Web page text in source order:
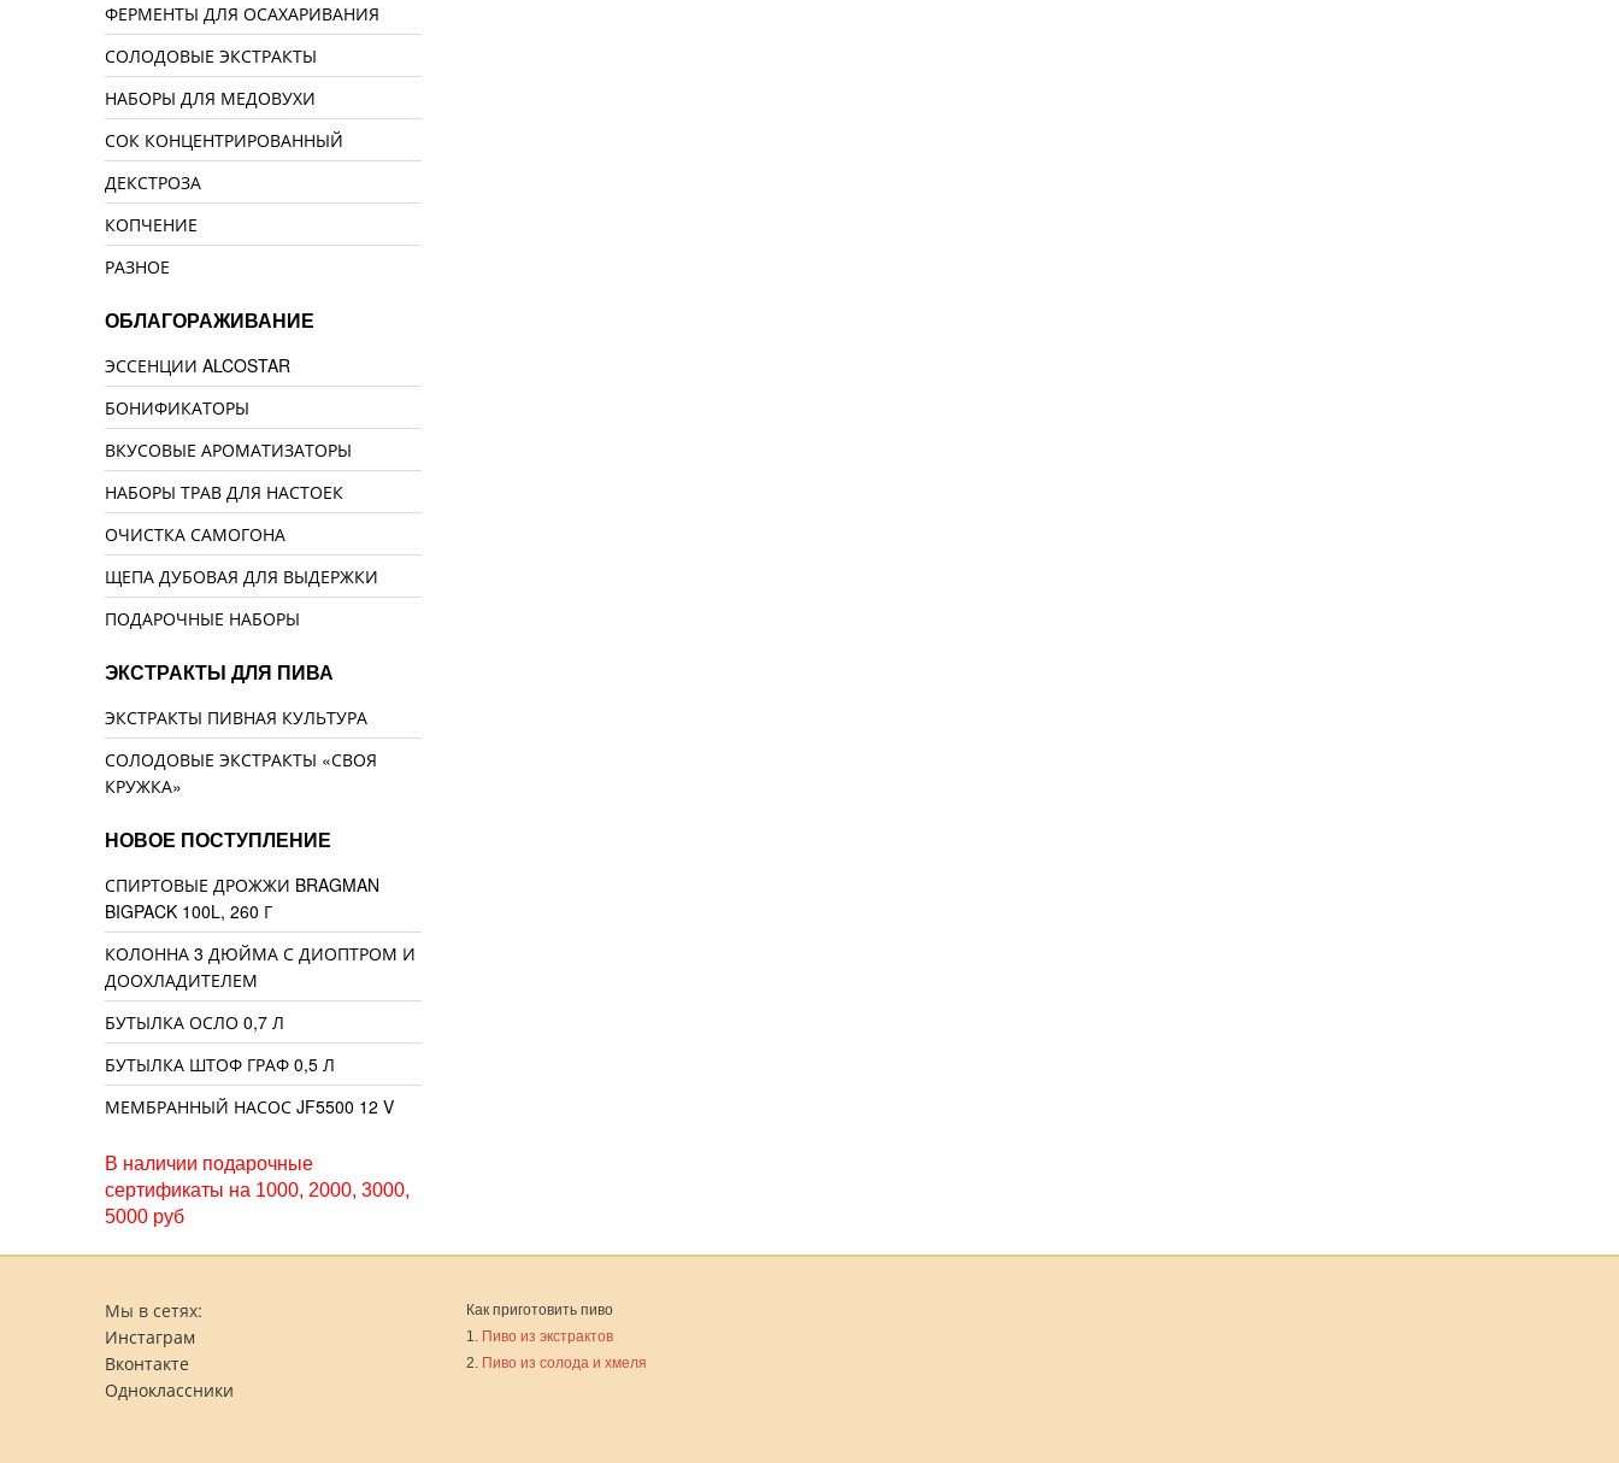
ФЕРМЕНТЫ ДЛЯ ОСАХАРИВАНИЯ
СОЛОДОВЫЕ ЭКСТРАКТЫ
НАБОРЫ ДЛЯ МЕДОВУХИ
СОК КОНЦЕНТРИРОВАННЫЙ
ДЕКСТРОЗА
КОПЧЕНИЕ
РАЗНОЕ
ОБЛАГОРАЖИВАНИЕ
ЭССЕНЦИИ ALCOSTAR
БОНИФИКАТОРЫ
ВКУСОВЫЕ АРОМАТИЗАТОРЫ
НАБОРЫ ТРАВ ДЛЯ НАСТОЕК
ОЧИСТКА САМОГОНА
ЩЕПА ДУБОВАЯ ДЛЯ ВЫДЕРЖКИ
ПОДАРОЧНЫЕ НАБОРЫ
ЭКСТРАКТЫ ДЛЯ ПИВА
ЭКСТРАКТЫ ПИВНАЯ КУЛЬТУРА
СОЛОДОВЫЕ ЭКСТРАКТЫ «СВОЯ
КРУЖКА»
НОВОЕ ПОСТУПЛЕНИЕ
СПИРТОВЫЕ ДРОЖЖИ BRAGMAN
BIGPACK 100L, 260 Г
КОЛОННА 3 ДЮЙМА С ДИОПТРОМ И
ДООХЛАДИТЕЛЕМ
БУТЫЛКА ОСЛО 0,7 Л
БУТЫЛКА ШТОФ ГРАФ 0,5 Л
МЕМБРАННЫЙ НАСОС JF5500 12 V
В наличии подарочные
сертификаты на 1000, 2000, 3000,
5000 руб
Мы в сетях:
Инстаграм
Вконтакте
Одноклассники
Как приготовить пиво
1. Пиво из экстрактов
2. Пиво из солода и хмеля